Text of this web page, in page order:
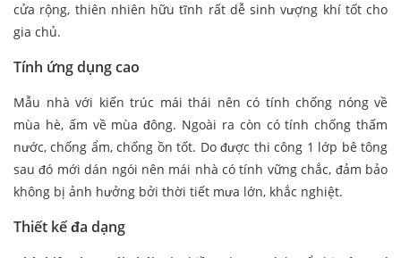
cửa rộng, thiên nhiên hữu tĩnh rất dễ sinh vượng khí tốt cho
gia chủ.
Tính ứng dụng cao
Mẫu nhà với kiến trúc mái thái nên có tính chống nóng về
mùa hè, ấm về mùa đông. Ngoài ra còn có tính chống thấm
nước, chống ẩm, chống ồn tốt. Do được thi công 1 lớp bê tông
sau đó mới dán ngói nên mái nhà có tính vững chắc, đảm bảo
không bị ảnh hưởng bởi thời tiết mưa lớn, khắc nghiệt.
Thiết kế đa dạng